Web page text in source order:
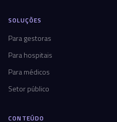
SOLUÇÕES
Para gestoras
Para hospitais
Para médicos
Setor público
CONTEÚDO